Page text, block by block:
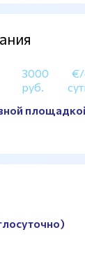
Да
3000
руб.
€/